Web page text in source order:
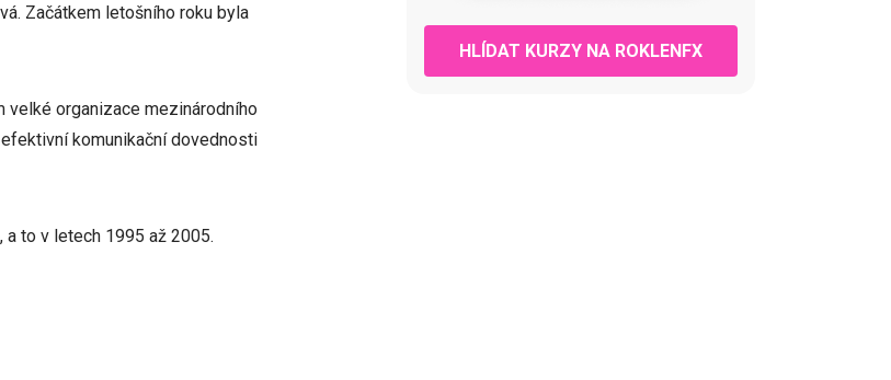
Začátkem letošního roku byla
organizace mezinárodního
komunikační dovednosti
to v letech 1995 až 2005.
HLÍDAT KURZY NA ROKLENFX